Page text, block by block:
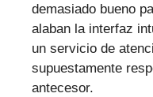
demasiado bueno
alaban la interfaz
un servicio de
supuestamente
antecesor.